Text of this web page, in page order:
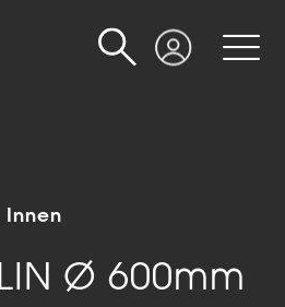
Login
Suche
Innen
Ø 600mm